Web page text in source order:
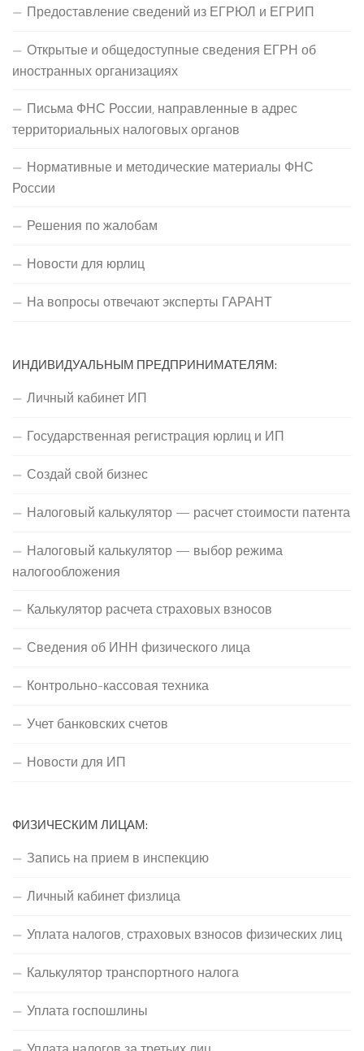
Предоставление сведений из ЕГРЮЛ и ЕГРИП
Открытые и общедоступные сведения ЕГРН об
иностранных организациях
Письма ФНС России, направленные в адрес
территориальных налоговых органов
Нормативные и методические материалы ФНС
России
Решения по жалобам
Новости для юрлиц
На вопросы отвечают эксперты ГАРАНТ
ИНДИВИДУАЛЬНЫМ ПРЕДПРИНИМАТЕЛЯМ:
Личный кабинет ИП
Государственная регистрация юрлиц и ИП
Создай свой бизнес
Налоговый калькулятор — расчет стоимости патента
Налоговый калькулятор — выбор режима
налогообложения
Калькулятор расчета страховых взносов
Сведения об ИНН физического лица
Контрольно-кассовая техника
Учет банковских счетов
Новости для ИП
ФИЗИЧЕСКИМ ЛИЦАМ:
Запись на прием в инспекцию
Личный кабинет физлица
Уплата налогов, страховых взносов физических лиц
Калькулятор транспортного налога
Уплата госпошлины